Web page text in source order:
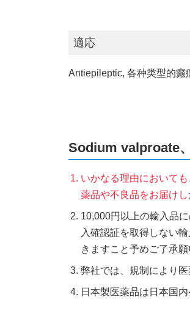
適応
Antiepileptic, 各种类型的癫
Sodium valproate
いかなる理由において
薬品や不良品をお届け
10,000円以上の輸入品
入確認証を取得しない
きますこと予めご了承願
弊社では、規制により
日本製医薬品は日本国